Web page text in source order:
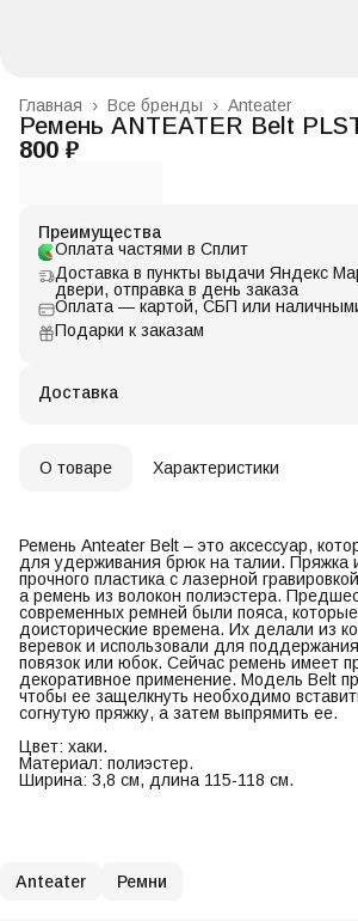
Anteater
Все бренды ›
Главная ›
Ремень ANTEATER Belt
800 ₽
Преимущества
Оплата частями в Сплит
Доставка в пункты выдачи Яндекс
двери, отправка в день заказа
Оплата — картой, СБП или
Подарки к заказам
Доставка
О товаре Характеристики
Ремень Anteater Belt – это аксессуар,
для удерживания брюк на талии. Пряжка
прочного пластика с лазерной
а ремень из волокон полиэстера.
современных ремней были пояса,
доисторические времена. Их делали из
веревок и использовали для
повязок или юбок. Сейчас ремень имеет
декоративное применение. Модель Belt
чтобы ее защелкнуть необходимо
согнутую пряжку, а затем выпрямить ее.
Цвет: хаки.
Материал: полиэстер.
Ширина: 3,8 см, длина 115-118 см.
Anteater Ремни